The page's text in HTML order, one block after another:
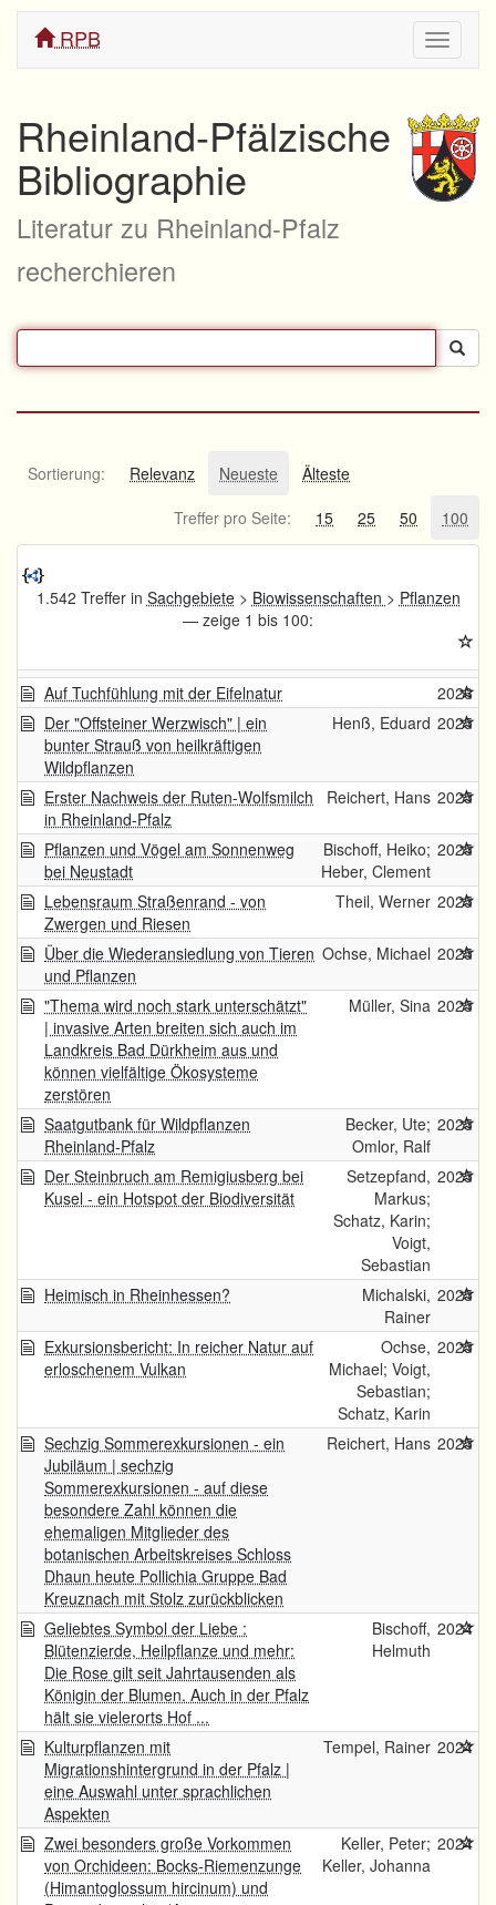
ein/
RPB
Rheinland-Pfälzische
Bibliographie
Literatur zu Rheinland-Pfalz
recherchieren
Sortierung: Relevanz Neueste
Älteste
Treffer pro Seite:
15 25 50 100
1.542 Treffer in Sachgebiete> Biowissenschaften > Pflanzen
— zeige 1 bis 100:
Auf Tuchfühlung mit der Eifelnatur
2026
Der "Offsteiner Werzwisch" | ein
bunter Strauß von heilkräftigen
Wildpflanzen
Henß, Eduard 2025
Erster Nachweis der Ruten-Wolfsmilch
in Rheinland-Pfalz
Reichert, Hans 2025
Pflanzen und Vögel am Sonnenweg
bei Neustadt
Bischoff, Heiko;
Heber, Clement
2025
Lebensraum Straßenrand - von
Zwergen und Riesen
Theil, Werner 2025
Über die Wiederansiedlung von Tieren
und Pflanzen
Ochse, Michael 2025
"Thema wird noch stark unterschätzt"
| invasive Arten breiten sich auch im
Landkreis Bad Dürkheim aus und
können vielfältige Ökosysteme
zerstören
Müller, Sina 2025
Saatgutbank für Wildpflanzen
Rheinland-Pfalz
Becker, Ute;
Omlor, Ralf
2025
Der Steinbruch am Remigiusberg bei
Kusel - ein Hotspot der Biodiversität
Setzepfand,
Markus;
Schatz, Karin;
Voigt,
Sebastian
2025
Heimisch in Rheinhessen?
Michalski,
Rainer
2025
Exkursionsbericht: In reicher Natur auf
erloschenem Vulkan
Ochse,
Michael; Voigt,
Sebastian;
Schatz, Karin
2025
Sechzig Sommerexkursionen - ein
Jubiläum | sechzig
Sommerexkursionen - auf diese
besondere Zahl können die
ehemaligen Mitglieder des
botanischen Arbeitskreises Schloss
Dhaun heute Pollichia Gruppe Bad
Kreuznach mit Stolz zurückblicken
Reichert, Hans 2025
Geliebtes Symbol der Liebe :
Blütenzierde, Heilpflanze und mehr:
Die Rose gilt seit Jahrtausenden als
Königin der Blumen. Auch in der Pfalz
hält sie vielerorts Hof ...
Bischoff,
Helmuth
2024
Kulturpflanzen mit
Migrationshintergrund in der Pfalz |
eine Auswahl unter sprachlichen
Aspekten
Tempel, Rainer 2024
Zwei besonders große Vorkommen
von Orchideen: Bocks-Riemenzunge
(Himantoglossum hircinum) und
Keller, Peter;
Keller, Johanna
2024